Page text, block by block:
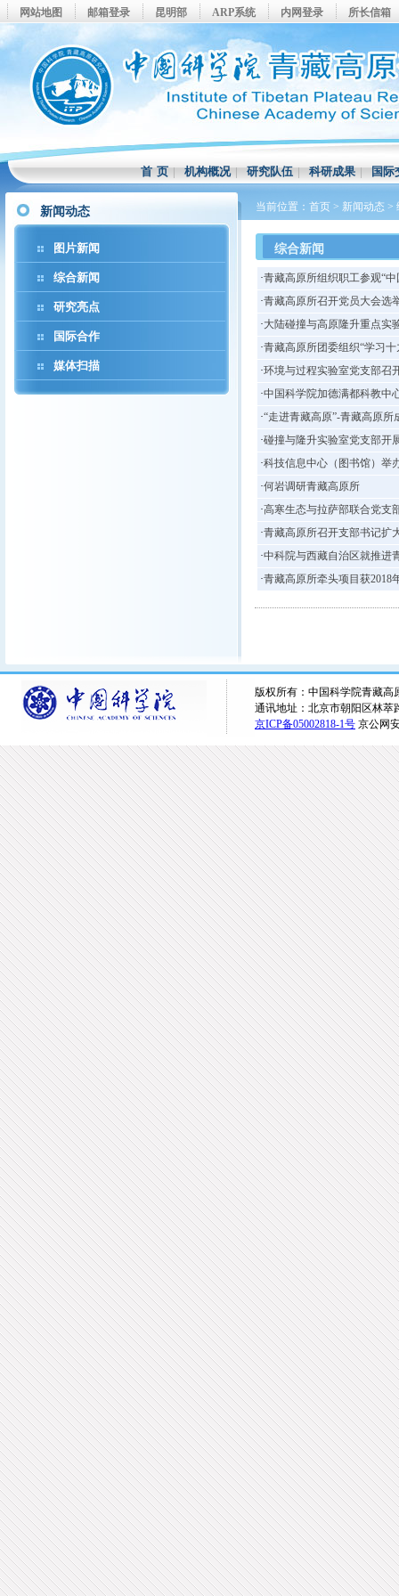
网站地图 邮箱登录 昆明部 ARP系统 内网登录 所长信箱
首 页|机构概况|研究队伍|科研成果|国际
新闻动态
图片新闻
综合新闻
研究亮点
国际合作
媒体扫描
当前位置： 首页 > 新闻动态 >
综合新闻
·青藏高原所组织职工参观“
·青藏高原所召开党员大会选
·大陆碰撞与高原隆升重点实
·青藏高原所团委组织“学习
·环境与过程实验室党支部召
·中国科学院加德满都科教中
·“走进青藏高原”-青藏高原
·碰撞与隆升实验室党支部开
·科技信息中心（图书馆）举
·何岩调研青藏高原所
·高寒生态与拉萨部联合党支
·青藏高原所召开支部书记扩
·中科院与西藏自治区就推进
·青藏高原所牵头项目获2018
版权所有：中国科学院青藏高
通讯地址：北京市朝阳区林萃
京ICP备05002818-1号 京公网